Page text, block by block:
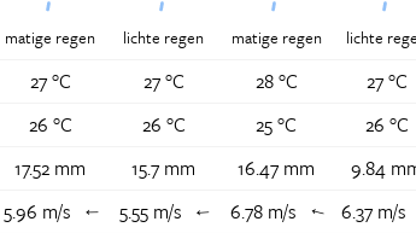
matige regen lichte regen matige regen
lichte
27 °C 27 °C 28 °C 27 °C
26 °C 26 °C 25 °C 26 °C
17.52 mm 15.7 mm 16.47 mm 9.84
5.96 m/s ↑ 5.55 m/s ↑ 6.78 m/s ↑ 6.37 m/s